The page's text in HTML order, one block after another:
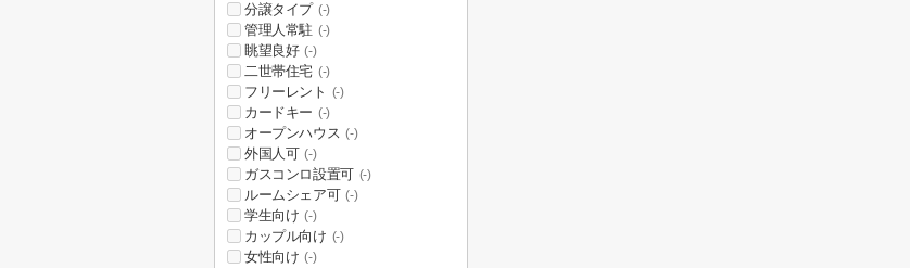
分譲タイプ (-)
管理人常駐 (-)
眺望良好 (-)
二世帯住宅 (-)
フリーレント (-)
カードキー (-)
オープンハウス (-)
外国人可 (-)
ガスコンロ設置可 (-)
ルームシェア可 (-)
学生向け (-)
カップル向け (-)
女性向け (-)